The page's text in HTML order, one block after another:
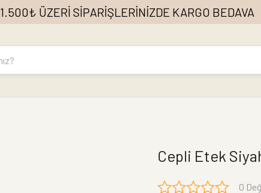
1.500₺ ÜZERİ SİPARİŞLERİNİZDE KARGO BEDAVA
Cepli Etek
0